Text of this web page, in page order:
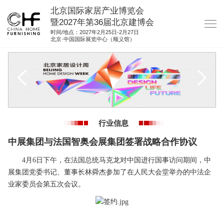
北京国际家居产业博览会
暨2027年第36届北京建博会
时间/地点：2027年2月25日-2月27日
北京·中国国际展览中心（顺义馆）
集团展会
参展联络
行业信息
中展集团与法国智奥会展集团签署战略合作协议
4月6日下午，在法国总统马克龙对中国进行国事访问期间，中
展集团党委书记、董事长林舜杰参加了在人民大会堂举办的中法企
业家委员会第五次会议。